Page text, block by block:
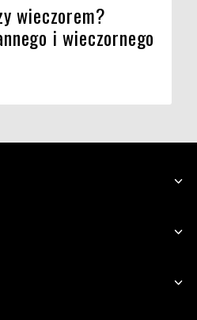
wieczorem?
i wieczornego